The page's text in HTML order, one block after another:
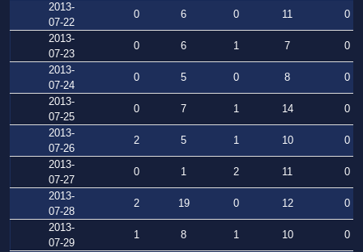
2013-
07-22
0 6 0 11
0
2013-
07-23
0 6 1 7
0
2013-
07-24
0 5 0 8
0
2013-
07-25
0 7 1 14
0
2013-
07-26
2 5 1 10
0
2013-
07-27
0 1 2 11
0
2013-
07-28
2 19 0 12
0
2013-
07-29
1 8 1 10
0